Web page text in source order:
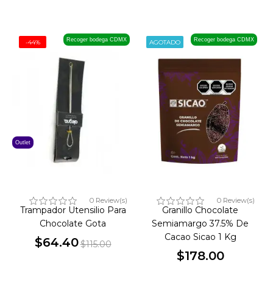
Outlet
Recoger bodega CDMX
0 Review(s)
Trampador Utensilio Para
Chocolate Gota
$64.40$115.00
-44% Recoger bodega CDMX
0 Review(s)
Granillo Chocolate
Semiamargo 37.5% De
Cacao Sicao 1 Kg
$178.00
AGOTADO